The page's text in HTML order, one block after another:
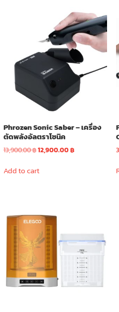
Phrozen Sonic Saber – เครื่อง
ตัดพลังอัลตราโซนิค
13,900.00฿Original
was:
12,900.00฿Current
Add to cart